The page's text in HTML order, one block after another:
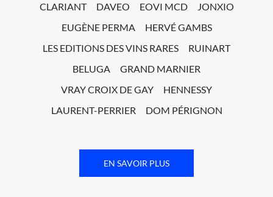
CLARIANT
DAVEO EOVI MCD
JONXIO
EUGÈNE PERMA
HERVÉ GAMBS
LES EDITIONS DES VINS RARES
RUINART
BELUGA
GRAND MARNIER
VRAY CROIX DE GAY
HENNESSY
LAURENT-PERRIER
DOM PÉRIGNON
EN SAVOIR PLUS